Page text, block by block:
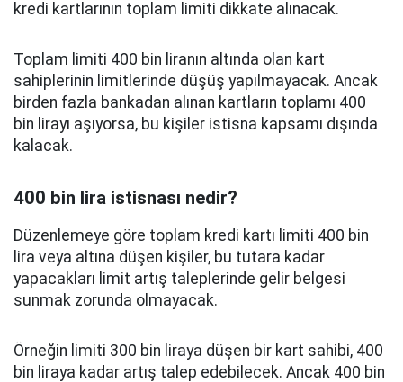
kredi kartlarının toplam limiti dikkate alınacak.
Toplam limiti 400 bin liranın altında olan kart
sahiplerinin limitlerinde düşüş yapılmayacak. Ancak
birden fazla bankadan alınan kartların toplamı 400
bin lirayı aşıyorsa, bu kişiler istisna kapsamı dışında
kalacak.
400 bin lira istisnası nedir?
Düzenlemeye göre toplam kredi kartı limiti 400 bin
lira veya altına düşen kişiler, bu tutara kadar
yapacakları limit artış taleplerinde gelir belgesi
sunmak zorunda olmayacak.
Örneğin limiti 300 bin liraya düşen bir kart sahibi, 400
bin liraya kadar artış talep edebilecek. Ancak 400 bin